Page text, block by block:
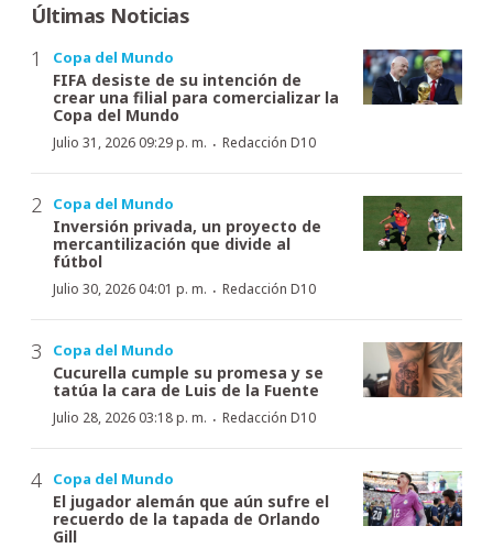
Últimas Noticias
Copa del Mundo
FIFA desiste de su intención de
crear una filial para comercializar la
Copa del Mundo
Julio 31, 2026 09:29 p. m. · Redacción D10
Copa del Mundo
Inversión privada, un proyecto de
mercantilización que divide al
fútbol
Julio 30, 2026 04:01 p. m. · Redacción D10
Copa del Mundo
Cucurella cumple su promesa y se
tatúa la cara de Luis de la Fuente
Julio 28, 2026 03:18 p. m. · Redacción D10
Copa del Mundo
El jugador alemán que aún sufre el
recuerdo de la tapada de Orlando
Gill